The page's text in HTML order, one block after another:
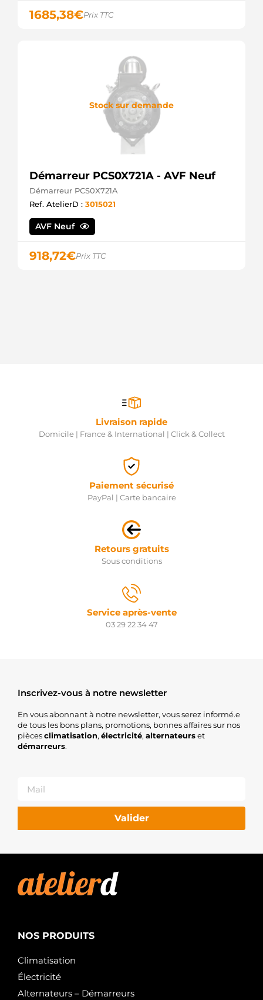
1685,38€Prix TTC
Stock sur demande
Démarreur PCS0X721A - AVF Neuf
Démarreur PCS0X721A
Ref. AtelierD : 3015021
AVF Neuf
918,72€Prix TTC
Livraison rapide
Domicile | France & International | Click & Collect
Paiement sécurisé
PayPal | Carte bancaire
Retours gratuits
Sous conditions
Service après-vente
03 29 22 34 47
Inscrivez-vous à notre newsletter
En vous abonnant à notre newsletter, vous serez informé.e
de tous les bons plans, promotions, bonnes affaires sur nos
piècesclimatisation, électricité, alternateurset
démarreurs.
Valider
NOS PRODUITS
Climatisation
Électricité
Alternateurs – Démarreurs